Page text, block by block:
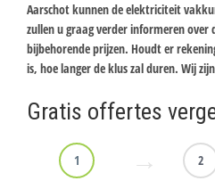
Aarschot kunnen de elektriciteit
zullen u graag verder informeren over
bijbehorende prijzen. Houdt er
is, hoe langer de klus zal duren. Wij
Gratis offertes
1
2